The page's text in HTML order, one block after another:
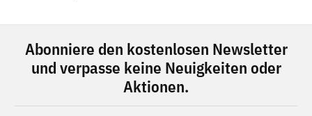
Abonniere den kostenlosen Newsletter
und verpasse keine Neuigkeiten oder
Aktionen.